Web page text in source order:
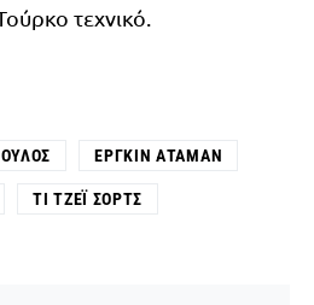
τεχνικό.
ΕΡΓΚΊΝ ΑΤΑΜΆΝ
ΤΙ ΤΖΈΙ ΣΟΡΤΣ